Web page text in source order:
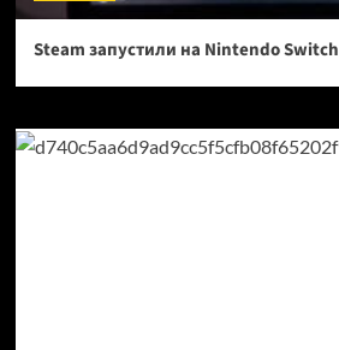
Steam запустили на Nintendo Switch